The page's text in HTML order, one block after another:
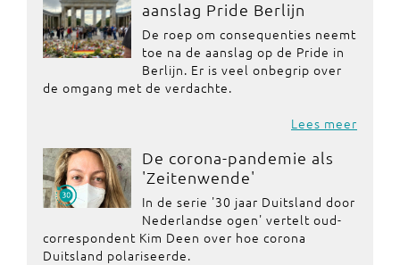
aanslag Pride Berlijn
De roep om consequenties neemt
toe na de aanslag op de Pride in
Berlijn. Er is veel onbegrip over
de omgang met de verdachte.
Lees meer
De corona-pandemie als
'Zeitenwende'
In de serie '30 jaar Duitsland door
Nederlandse ogen' vertelt oud-
correspondent Kim Deen over hoe corona
Duitsland polariseerde.